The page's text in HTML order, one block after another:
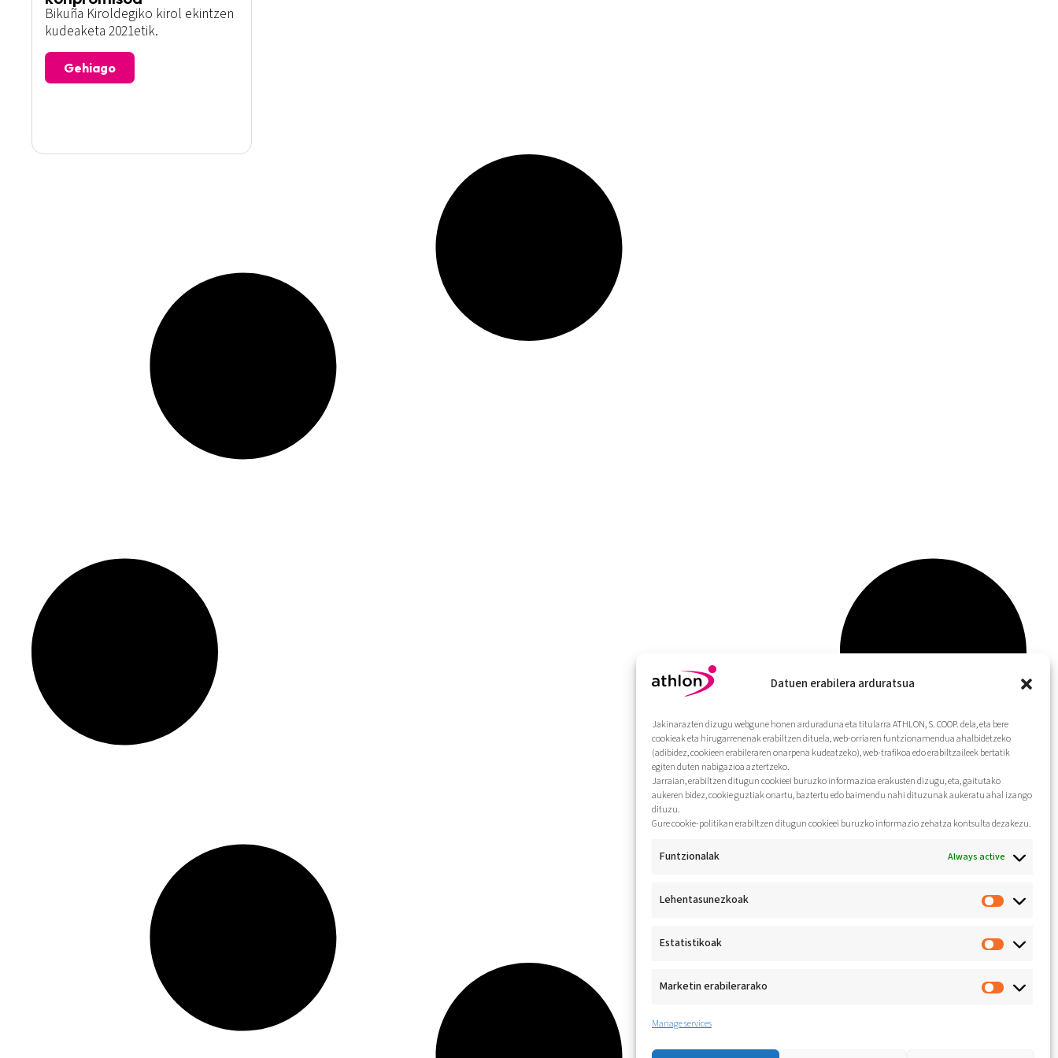
Datuen erabilera arduratsua
Jakinarazten dizugu webgune honen arduraduna eta titularra ATHLON, S. COOP. dela, eta bere
cookieak eta hirugarrenenak erabiltzen dituela, web-orriaren funtzionamendua ahalbidetzeko
(adibidez, cookieen erabileraren onarpena kudeatzeko), web-trafikoa edo erabiltzaileek bertatik
egiten duten nabigazioa aztertzeko.
Jarraian, erabiltzen ditugun cookieei buruzko informazioa erakusten dizugu, eta, gaitutako
aukeren bidez, cookie guztiak onartu, baztertu edo baimendu nahi dituzunak aukeratu ahal izango
dituzu.
Gure cookie-politikan erabiltzen ditugun cookieei buruzko informazio zehatza kontsulta dezakezu.
Funtzionalak Always active
Lehentasunezkoak
Estatistikoak
Marketin erabilerarako
Manage services
Bikuña Kiroldegiko kirol ekintzen
kudeaketa 2021etik.
Gehiago